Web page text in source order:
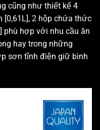
cũng như thiết kế 4
[0,61L], 2 hộp chứa thức
phù hợp với nhu cầu ăn
hay trong những
sơn tĩnh điện giữ bình